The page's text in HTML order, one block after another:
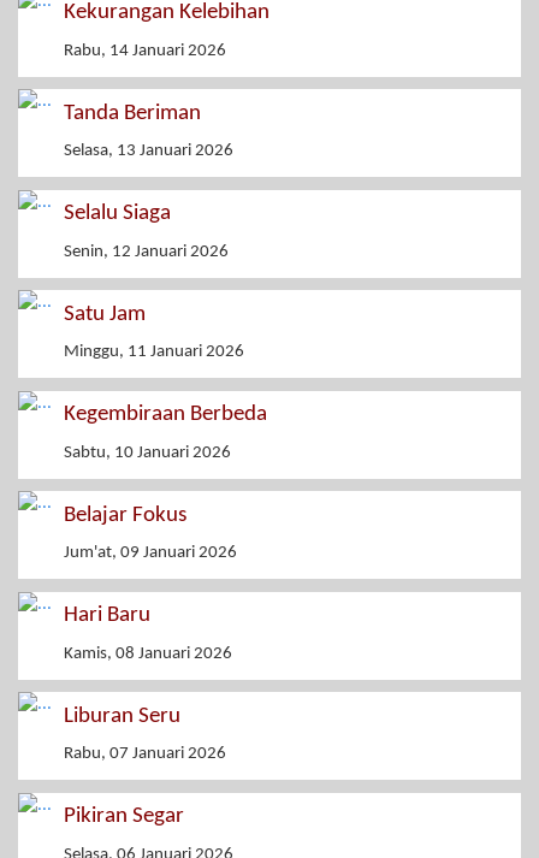
Kekurangan Kelebihan
Rabu, 14 Januari 2026
Tanda Beriman
Selasa, 13 Januari 2026
Selalu Siaga
Senin, 12 Januari 2026
Satu Jam
Minggu, 11 Januari 2026
Kegembiraan Berbeda
Sabtu, 10 Januari 2026
Belajar Fokus
Jum'at, 09 Januari 2026
Hari Baru
Kamis, 08 Januari 2026
Liburan Seru
Rabu, 07 Januari 2026
Pikiran Segar